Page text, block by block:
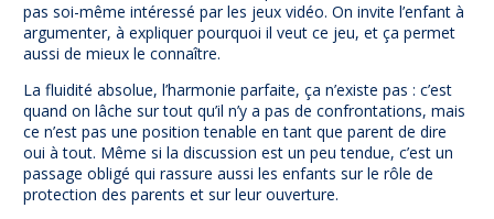
pas soi-même intéressé par les jeux vidéo. On invite l’enfant à
argumenter, à expliquer pourquoi il veut ce jeu, et ça permet
aussi de mieux le connaître.
La fluidité absolue, l’harmonie parfaite, ça n’existe pas : c’est
quand on lâche sur tout qu’il n’y a pas de confrontations, mais
ce n’est pas une position tenable en tant que parent de dire
oui à tout. Même si la discussion est un peu tendue, c’est un
passage obligé qui rassure aussi les enfants sur le rôle de
protection des parents et sur leur ouverture.